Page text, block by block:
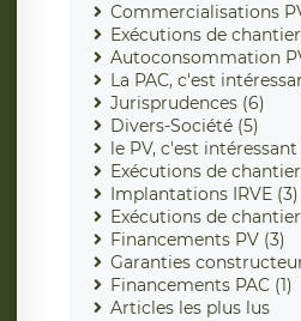
Commercialisations
Exécutions de
Autoconsommation
La PAC, c'est
Jurisprudences (6)
Divers-Société (5)
le PV, c'est intéressant
Exécutions de
Implantations IRVE (3)
Exécutions de
Financements PV (3)
Garanties
Financements PAC (1)
Articles les plus lus